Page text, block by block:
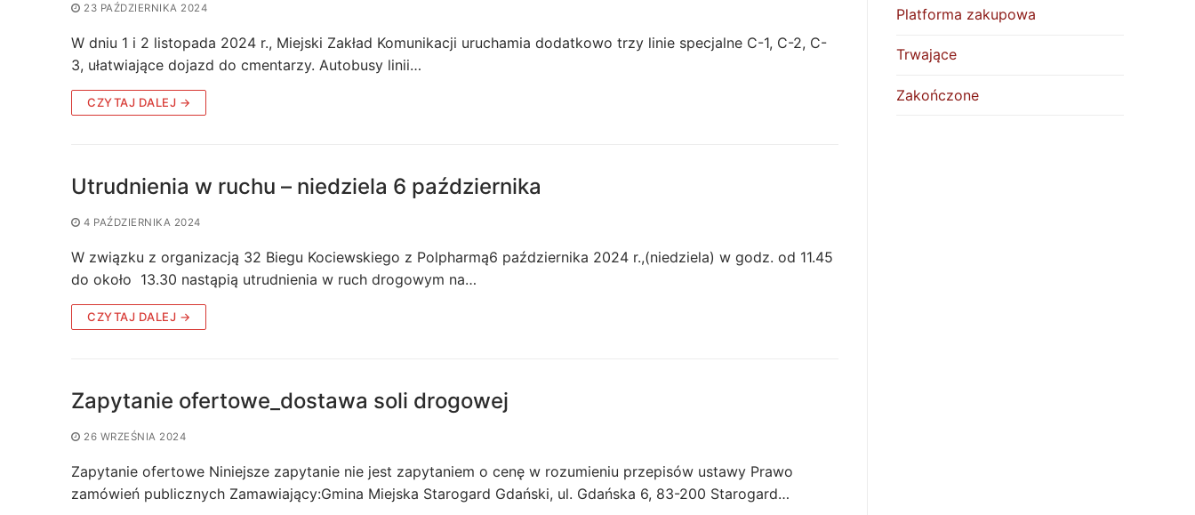
23 PAŹDZIERNIKA 2024
W dniu 1 i 2 listopada 2024 r., Miejski Zakład Komunikacji uruchamia dodatkowo trzy linie specjalne C-1, C-2, C-
3, ułatwiające dojazd do cmentarzy. Autobusy linii…
CZYTAJ DALEJ →
Utrudnienia w ruchu – niedziela 6 października
4 PAŹDZIERNIKA 2024
W związku z organizacją 32 Biegu Kociewskiego z Polpharmą6 października 2024 r.,(niedziela) w godz. od 11.45
do około 13.30 nastąpią utrudnienia w ruch drogowym na…
CZYTAJ DALEJ →
Zapytanie ofertowe_dostawa soli drogowej
26 WRZEŚNIA 2024
Zapytanie ofertowe Niniejsze zapytanie nie jest zapytaniem o cenę w rozumieniu przepisów ustawy Prawo
zamówień publicznych Zamawiający:Gmina Miejska Starogard Gdański, ul. Gdańska 6, 83-200 Starogard…
Platforma zakupowa
Trwające
Zakończone